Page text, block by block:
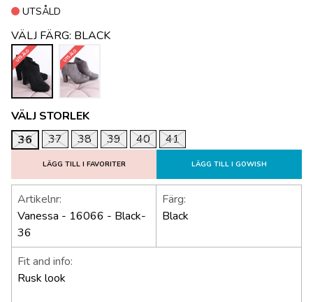
VÄLJ STORLEK
36
37 38 39 40 41
UTSÅLD
LÄGG TILL I FAVORITER LÄGG TILL I GOWISH
VÄLJ FÄRG: BLACK
UTSÅLD UTSÅLD
Artikelnr:
Vanessa - 16066 - Black-
36
Färg:
Black
Fit and info:
Rusk look